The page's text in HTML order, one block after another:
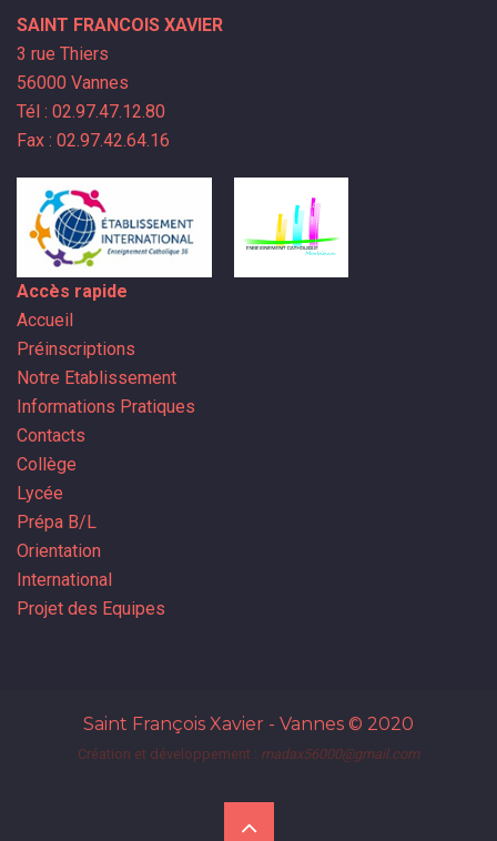
SAINT FRANCOIS XAVIER
3 rue Thiers
56000 Vannes
Tél : 02.97.47.12.80
Fax : 02.97.42.64.16
Accès rapide
Accueil
Préinscriptions
Notre Etablissement
Informations Pratiques
Contacts
Collège
Lycée
Prépa B/L
Orientation
International
Projet des Equipes
Saint François Xavier - Vannes © 2020
Création et développement : madax56000@gmail.com